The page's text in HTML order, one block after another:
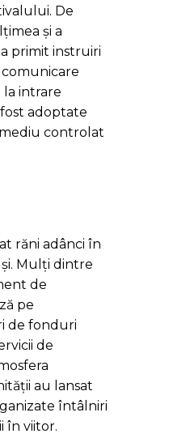
De
și a
primit instruiri
intrare
adoptate
controlat
răni adânci în
Mulți dintre
de
pe
de fonduri
de
au lansat
întâlniri
în viitor.